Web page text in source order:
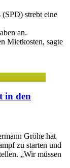
strebt eine
an.
Mietkosten, sagte
in den
Gröhe hat
zu starten und
„Wir müssen